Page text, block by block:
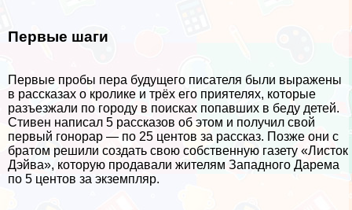
Первые шаги
Первые пробы пера будущего писателя были выражены
в рассказах о кролике и трёх его приятелях, которые
разъезжали по городу в поисках попавших в беду детей.
Стивен написал 5 рассказов об этом и получил свой
первый гонорар — по 25 центов за рассказ. Позже они с
братом решили создать свою собственную газету «Листок
Дэйва», которую продавали жителям Западного Дарема
по 5 центов за экземпляр.